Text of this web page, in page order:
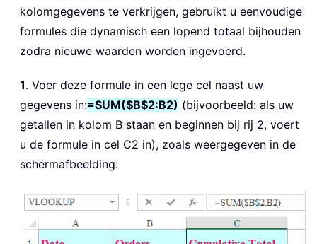
kolomgegevens te verkrijgen, gebruikt u eenvoudige
formules die dynamisch een lopend totaal bijhouden
zodra nieuwe waarden worden ingevoerd.
1. Voer deze formule in een lege cel naast uw
gegevens in:=SUM($B$2:B2) (bijvoorbeeld: als uw
getallen in kolom B staan en beginnen bij rij 2, voert
u de formule in cel C2 in), zoals weergegeven in de
schermafbeelding: